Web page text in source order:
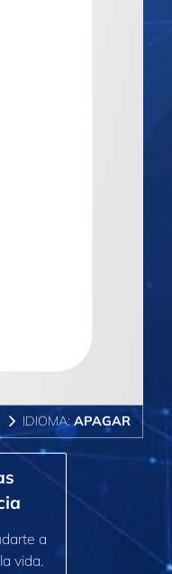
IDIOMA:APAGAR
a
vida.